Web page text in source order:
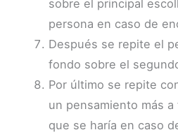
sobre el principal
persona en caso de
Después se repite el
fondo sobre el
Por último se repite
un pensamiento más
que se haría en caso